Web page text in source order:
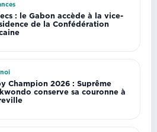
: le Gabon accède à la vice-
de la Confédération
Champion 2026 : Suprême
conserve sa couronne à